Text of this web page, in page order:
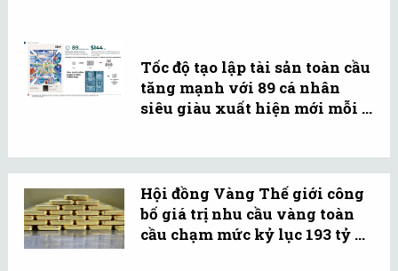
Tốc độ tạo lập tài sản toàn cầu
tăng mạnh với 89 cá nhân
siêu giàu xuất hiện mới mỗi ...
Hội đồng Vàng Thế giới công
bố giá trị nhu cầu vàng toàn
cầu chạm mức kỷ lục 193 tỷ ...